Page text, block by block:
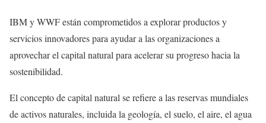
IBM y WWF están comprometidos a explorar productos y
servicios innovadores para ayudar a las organizaciones a
aprovechar el capital natural para acelerar su progreso hacia la
sostenibilidad.
El concepto de capital natural se refiere a las reservas mundiales
de activos naturales, incluida la geología, el suelo, el aire, el agua